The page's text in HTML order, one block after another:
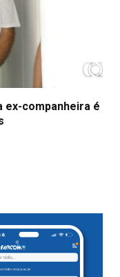
ex-companheira é